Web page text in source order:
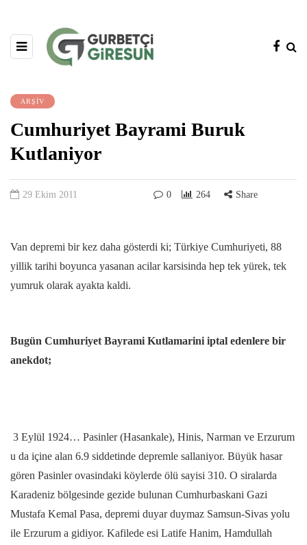
ARŞİV
Cumhuriyet Bayrami Buruk
Kutlaniyor
29 Ekim 2011 0 264 Share
Van depremi bir kez daha gösterdi ki; Türkiye Cumhuriyeti, 88
yillik tarihi boyunca yasanan acilar karsisinda hep tek yürek, tek
yumruk olarak ayakta kaldi.
Bugün Cumhuriyet Bayrami Kutlamarini iptal edenlere bir
anekdot;
3 Eylül 1924… Pasinler (Hasankale), Hinis, Narman ve Erzurum
u da içine alan 6.9 siddetinde depremle sallaniyor. Büyük hasar
gören Pasinler ovasindaki köylerde ölü sayisi 310. O siralarda
Karadeniz bölgesinde gezide bulunan Cumhurbaskani Gazi
Mustafa Kemal Pasa, depremi duyar duymaz Samsun-Sivas yolu
ile Erzurum a gidiyor. Kafilede esi Latife Hanim, Hamdullah